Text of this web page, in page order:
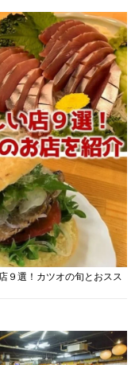
９選！カツオの旬とおスス